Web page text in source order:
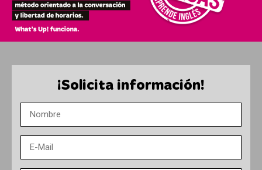
¡Solicita información!